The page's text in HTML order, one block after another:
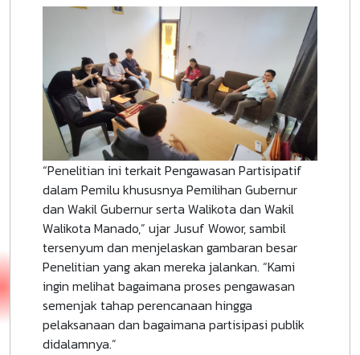
“Penelitian ini terkait Pengawasan Partisipatif
dalam Pemilu khususnya Pemilihan Gubernur
dan Wakil Gubernur serta Walikota dan Wakil
Walikota Manado,” ujar Jusuf Wowor, sambil
tersenyum dan menjelaskan gambaran besar
Penelitian yang akan mereka jalankan. “Kami
ingin melihat bagaimana proses pengawasan
semenjak tahap perencanaan hingga
pelaksanaan dan bagaimana partisipasi publik
didalamnya.”